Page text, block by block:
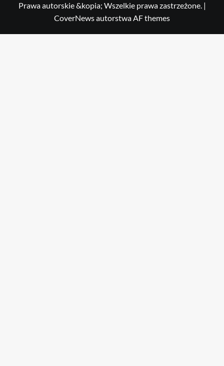
Prawa autorskie &kopia; Wszelkie prawa zastrzeżone. |
CoverNewsautorstwa AF themes